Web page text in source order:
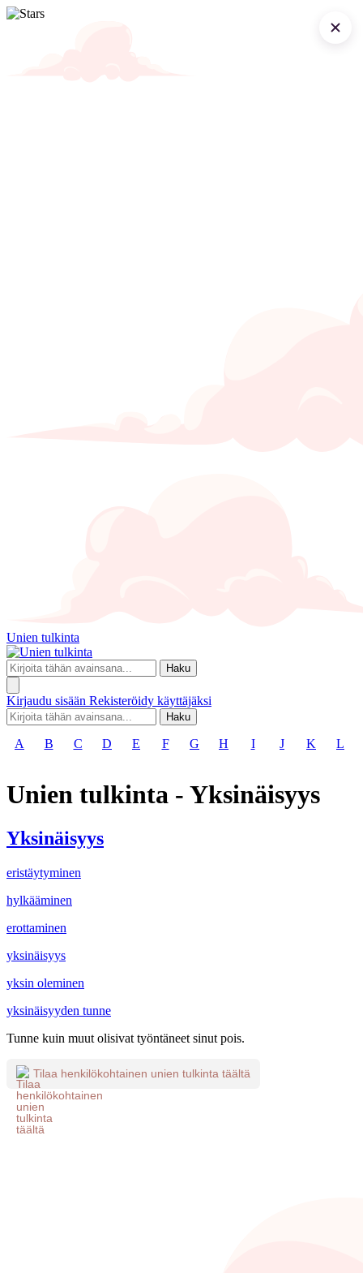
Unien tulkinta
Haku
Kirjaudu sisään Rekisteröidy käyttäjäksi
Haku
A B C D E F G H I J K L
Unien tulkinta - Yksinäisyys
Yksinäisyys
eristäytyminen
hylkääminen
erottaminen
yksinäisyys
yksin oleminen
yksinäisyyden tunne
Tunne kuin muut olisivat työntäneet sinut pois.
Tilaa henkilökohtainen unien tulkinta täältä